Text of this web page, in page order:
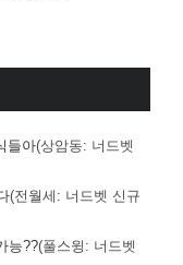
들아(상암동: 너드벳
(전월세: 너드벳 신규
능??(풀스윙: 너드벳